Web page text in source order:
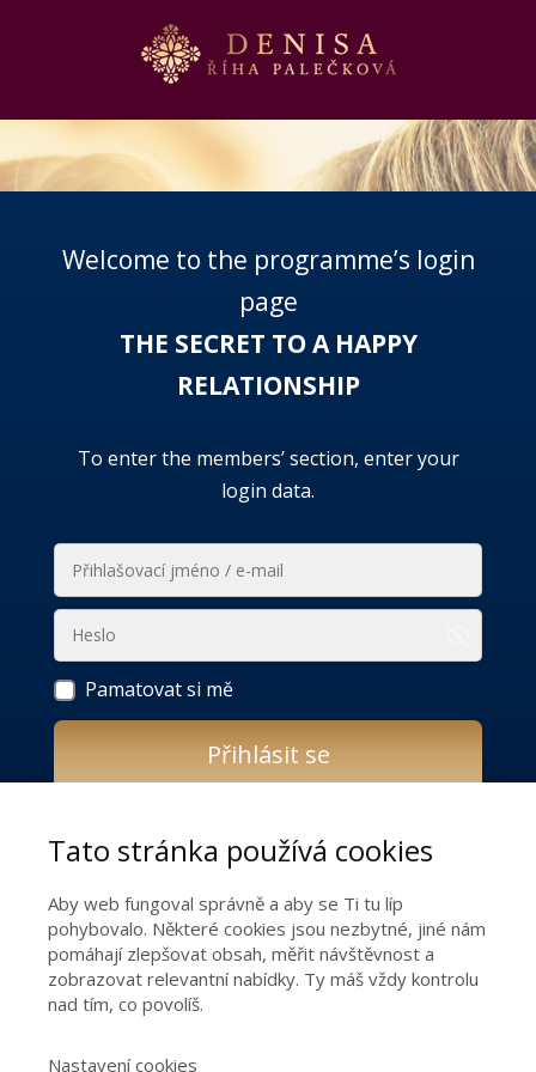
Welcome to the programme’s login
page
THE SECRET TO A HAPPY
RELATIONSHIP
To enter the members’ section, enter your
login data.
Pamatovat si mě
Přihlásit se
programme THE SECRET TO A HAPPY
RELATIONSHIP?
Get the keys to a happy relationship!
Tato stránka používá cookies
Aby web fungoval správně a aby se Ti tu líp
pohybovalo. Některé cookies jsou nezbytné, jiné nám
pomáhají zlepšovat obsah, měřit návštěvnost a
zobrazovat relevantní nabídky. Ty máš vždy kontrolu
nad tím, co povolíš.
Nastavení cookies